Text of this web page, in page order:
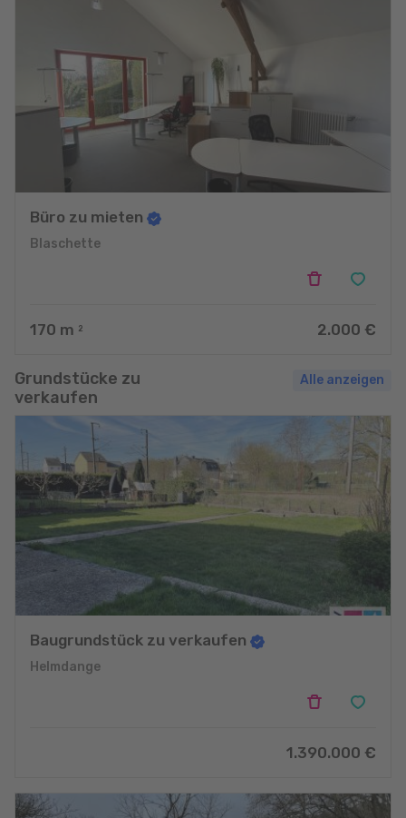
Büro zu mieten
Blaschette
170 m 2 2.000 €
Grundstücke zu
verkaufen
Alle anzeigen
Baugrundstück zu verkaufen
Helmdange
1.390.000 €